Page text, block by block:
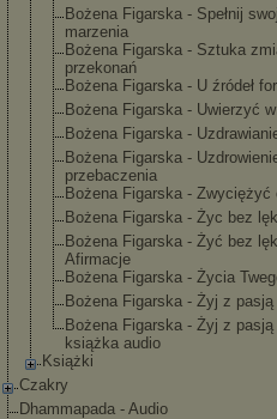
Bożena Figarska - Spełnij
marzenia
Bożena Figarska - Sztuka
przekonań
Bożena Figarska - U źródeł
Bożena Figarska - Uwierzyć
Bożena Figarska -
Bożena Figarska -
przebaczenia
Bożena Figarska - Zwyciężyć
Bożena Figarska - Życ bez
Bożena Figarska - Żyć bez
Afirmacje
Bożena Figarska - Życia
Bożena Figarska - Żyj z pasją
Bożena Figarska - Żyj z pasją
książka audio
Książki
Czakry
Dhammapada - Audio